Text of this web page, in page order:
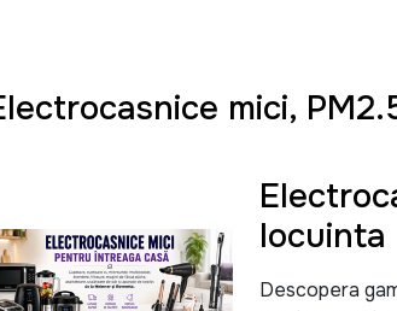
mici,
locuinta
Descopera